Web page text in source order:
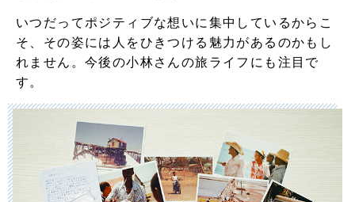
いつだってポジティブな想いに集中しているからこ
そ、その姿には人をひきつける魅力があるのかもし
れません。今後の小林さんの旅ライフにも注目で
す。